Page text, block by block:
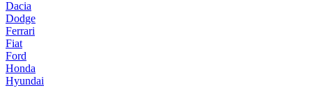
Dacia
Dodge
Ferrari
Fiat
Ford
Honda
Hyundai